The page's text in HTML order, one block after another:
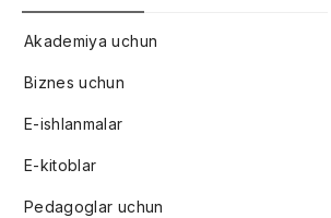
Akademiya uchun
Biznes uchun
E-ishlanmalar
E-kitoblar
Pedagoglar uchun